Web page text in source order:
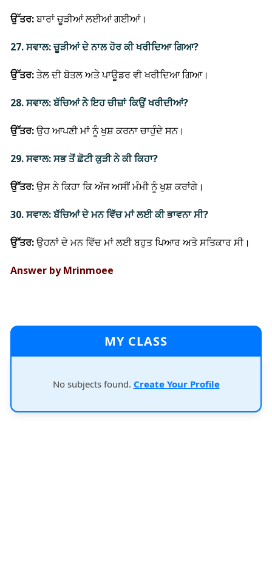
ਉੱਤਰ:ਬਾਰਾਂ ਚੂੜੀਆਂ ਲਈਆਂ ਗਈਆਂ।
27. ਸਵਾਲ: ਚੂੜੀਆਂ ਦੇ ਨਾਲ ਹੋਰ ਕੀ ਖਰੀਦਿਆ ਗਿਆ?
ਉੱਤਰ:ਤੇਲ ਦੀ ਬੋਤਲ ਅਤੇ ਪਾਊਡਰ ਵੀ ਖਰੀਦਿਆ ਗਿਆ।
28. ਸਵਾਲ: ਬੱਚਿਆਂ ਨੇ ਇਹ ਚੀਜ਼ਾਂ ਕਿਉਂ ਖਰੀਦੀਆਂ?
ਉੱਤਰ:ਉਹ ਆਪਣੀ ਮਾਂ ਨੂੰ ਖੁਸ਼ ਕਰਨਾ ਚਾਹੁੰਦੇ ਸਨ।
29. ਸਵਾਲ: ਸਭ ਤੋਂ ਛੋਟੀ ਕੁੜੀ ਨੇ ਕੀ ਕਿਹਾ?
ਉੱਤਰ:ਉਸ ਨੇ ਕਿਹਾ ਕਿ ਅੱਜ ਅਸੀਂ ਮੰਮੀ ਨੂੰ ਖੁਸ਼ ਕਰਾਂਗੇ।
30. ਸਵਾਲ: ਬੱਚਿਆਂ ਦੇ ਮਨ ਵਿੱਚ ਮਾਂ ਲਈ ਕੀ ਭਾਵਨਾ ਸੀ?
ਉੱਤਰ:ਉਹਨਾਂ ਦੇ ਮਨ ਵਿੱਚ ਮਾਂ ਲਈ ਬਹੁਤ ਪਿਆਰ ਅਤੇ ਸਤਿਕਾਰ ਸੀ।
Answer by Mrinmoee
MY CLASS
No subjects found. Create Your Profile